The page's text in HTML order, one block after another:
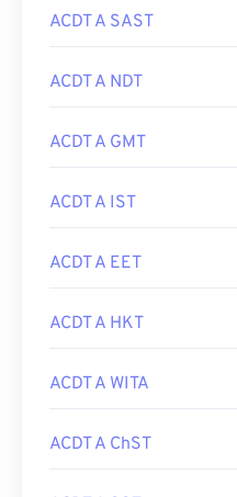
ACDT A SAST
ACDT A NDT
ACDT A GMT
ACDT A IST
ACDT A EET
ACDT A HKT
ACDT A WITA
ACDT A ChST